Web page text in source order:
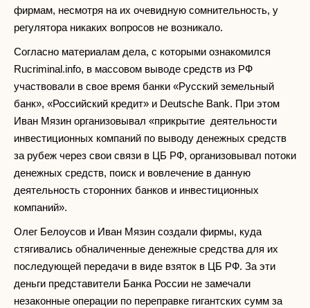
фирмам, несмотря на их очевидную сомнительность, у
регулятора никаких вопросов не возникало.
Согласно материалам дела, с которыми ознакомился
Rucriminal.info, в массовом выводе средств из РФ
участвовали в свое время банки «Русский земельный
банк», «Российский кредит» и Deutsche Bank. При этом
Иван Мязин организовывал «прикрытие деятельности
инвестиционных компаний по выводу денежных средств
за рубеж через свои связи в ЦБ РФ, организовывал потоки
денежных средств, поиск и вовлечение в данную
деятельность сторонних банков и инвестиционных
компаний».
Олег Белоусов и Иван Мязин создали фирмы, куда
стягивались обналиченные денежные средства для их
последующей передачи в виде взяток в ЦБ РФ. За эти
деньги представители Банка России не замечали
незаконные операции по переправке гигантских сумм за